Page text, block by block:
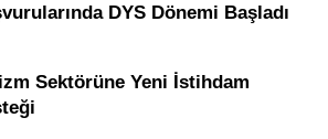
DYS Dönemi Başladı
Sektörüne Yeni İstihdam